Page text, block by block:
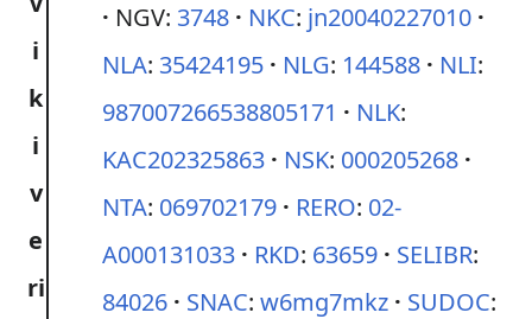
NGV: 3748 NKC: jn20040227010
NLA: 35424195 NLG: 144588 NLI:
987007266538805171
NLK:
KAC202325863
NSK: 000205268
NTA: 069702179 RERO: 02-
A000131033
RKD: 63659 SELIBR:
84026
SNAC: w6mg7mkz SUDOC: